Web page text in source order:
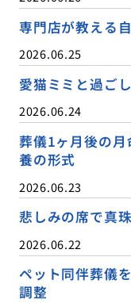
専門店が教える
2026.06.25
愛猫ミミと過ご
2026.06.24
葬儀1ヶ月後の
養の形式
2026.06.23
悲しみの席で真
2026.06.22
ペット同伴葬儀
調整